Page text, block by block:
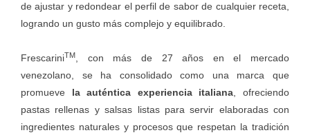
de ajustar y redondear el perfil de sabor de cualquier receta,
logrando un gusto más complejo y equilibrado.
FrescariniTM
, con más de 27 años en el mercado
venezolano, se ha consolidado como una marca que
promueve la auténtica experiencia italiana , ofreciendo
pastas rellenas y salsas listas para servir elaboradas con
ingredientes naturales y procesos que respetan la tradición